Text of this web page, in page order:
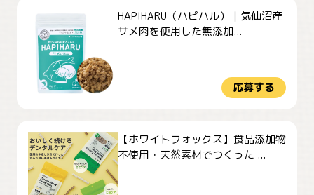
HAPIHARU（ハピハル）｜気仙沼産
サメ肉を使用した無添加...
応募する
【ホワイトフォックス】食品添加物
不使用・天然素材でつくった ...